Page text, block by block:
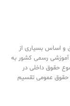
اساس بسیاری از
رسمی کشور به
حقوق داخلی در
عمومی تقسیم